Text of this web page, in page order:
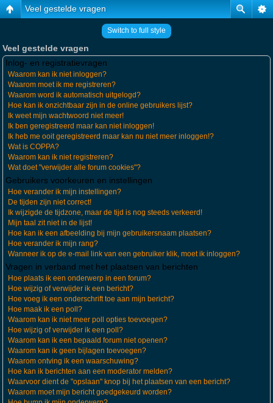
Veel gestelde vragen
Switch to full style
Veel gestelde vragen
Inlog- en registratievragen
Waarom kan ik niet inloggen?
Waarom moet ik me registreren?
Waarom word ik automatisch uitgelogd?
Hoe kan ik onzichtbaar zijn in de online gebruikers lijst?
Ik weet mijn wachtwoord niet meer!
Ik ben geregistreerd maar kan niet inloggen!
Ik heb me ooit geregistreerd maar kan nu niet meer inloggen!?
Wat is COPPA?
Waarom kan ik niet registreren?
Wat doet "verwijder alle forum cookies"?
Gebruikers voorkeuren en instellingen
Hoe verander ik mijn instellingen?
De tijden zijn niet correct!
Ik wijzigde de tijdzone, maar de tijd is nog steeds verkeerd!
Mijn taal zit niet in de lijst!
Hoe kan ik een afbeelding bij mijn gebruikersnaam plaatsen?
Hoe verander ik mijn rang?
Wanneer ik op de e-mail link van een gebruiker klik, moet ik inloggen?
Vragen in verband met het plaatsen van berichten
Hoe plaats ik een onderwerp in een forum?
Hoe wijzig of verwijder ik een bericht?
Hoe voeg ik een onderschrift toe aan mijn bericht?
Hoe maak ik een poll?
Waarom kan ik niet meer poll opties toevoegen?
Hoe wijzig of verwijder ik een poll?
Waarom kan ik een bepaald forum niet openen?
Waarom kan ik geen bijlagen toevoegen?
Waarom ontving ik een waarschuwing?
Hoe kan ik berichten aan een moderator melden?
Waarvoor dient de "opslaan" knop bij het plaatsen van een bericht?
Waarom moet mijn bericht goedgekeurd worden?